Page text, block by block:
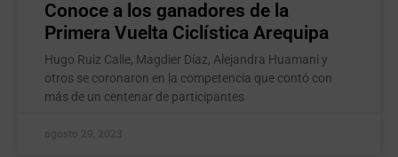
Conoce a los ganadores de la
Primera Vuelta Ciclística Arequipa
Hugo Ruiz Calle, Magdier Díaz, Alejandra Huamani y
otros se coronaron en la competencia que contó con
más de un centenar de participantes
agosto 29, 2023